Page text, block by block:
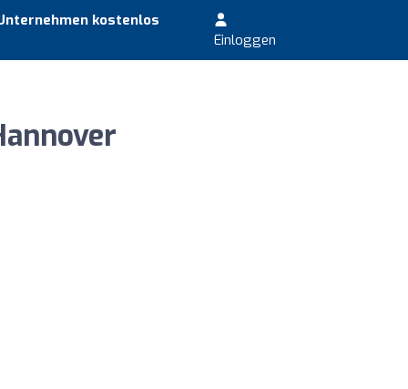
kostenlos
Einloggen